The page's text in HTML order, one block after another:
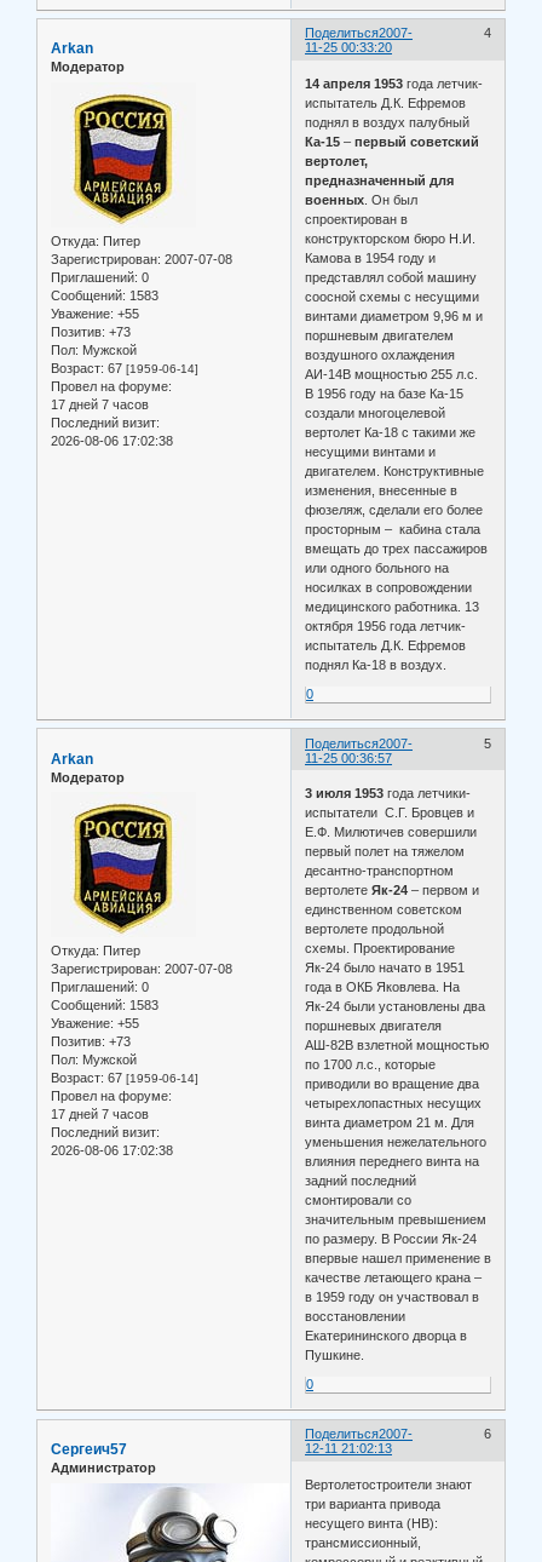
Поделиться 4
2007-
11-25 00:33:20
Arkan
Модератор
Откуда: Питер
Зарегистрирован: 2007-07-08
Приглашений: 0
Сообщений: 1583
Уважение: +55
Позитив: +73
Пол: Мужской
Возраст: 67 [1959-06-14]
Провел на форуме:
17 дней 7 часов
Последний визит:
2026-08-06 17:02:38
14 апреля 1953года летчик-
испытатель Д.К. Ефремов
поднял в воздух палубный
Ка-15–первый советский
вертолет,
предназначенный для
военных . Он был
спроектирован в
конструкторском бюро Н.И.
Камова в 1954 году и
представлял собой машину
соосной схемы с несущими
винтами диаметром 9,96 м и
поршневым двигателем
воздушного охлаждения
АИ-14В мощностью 255 л.с.
В 1956 году на базе Ка-15
создали многоцелевой
вертолет Ка-18 с такими же
несущими винтами и
двигателем. Конструктивные
изменения, внесенные в
фюзеляж, сделали его более
просторным – кабина стала
вмещать до трех пассажиров
или одного больного на
носилках в сопровождении
медицинского работника. 13
октября 1956 года летчик-
испытатель Д.К. Ефремов
поднял Ка-18 в воздух.
0
Поделиться 5
2007-
11-25 00:36:57
Arkan
Модератор
Откуда: Питер
Зарегистрирован: 2007-07-08
Приглашений: 0
Сообщений: 1583
Уважение: +55
Позитив: +73
Пол: Мужской
Возраст: 67 [1959-06-14]
Провел на форуме:
17 дней 7 часов
Последний визит:
2026-08-06 17:02:38
3 июля 1953года летчики-
испытатели С.Г. Бровцев и
Е.Ф. Милютичев совершили
первый полет на тяжелом
десантно-транспортном
вертолетеЯк-24– первом и
единственном советском
вертолете продольной
схемы. Проектирование
Як-24 было начато в 1951
года в ОКБ Яковлева. На
Як-24 были установлены два
поршневых двигателя
АШ-82В взлетной мощностью
по 1700 л.с., которые
приводили во вращение два
четырехлопастных несущих
винта диаметром 21 м. Для
уменьшения нежелательного
влияния переднего винта на
задний последний
смонтировали со
значительным превышением
по размеру. В России Як-24
впервые нашел применение в
качестве летающего крана –
в 1959 году он участвовал в
восстановлении
Екатерининского дворца в
Пушкине.
0
Поделиться 6
2007-
12-11 21:02:13
Сергеич57
Администратор
Вертолетостроители знают
три варианта привода
несущего винта (НВ):
трансмиссионный,